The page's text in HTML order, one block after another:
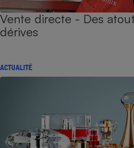
Vente directe - Des
dérives
ACTUALITÉ